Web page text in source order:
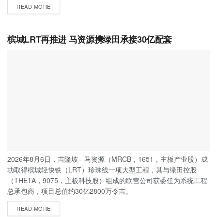
READ MORE
槟城LRT再推进 马资源携绿田承接30亿配套
2026年8月6日，吉隆坡 - 马资源（MRCB，1651，主板产业股）成
功取得槟城轻快铁（LRT）珍珠线一项大型工程，其与绿田控股
（THETA，9075，主板科技股）组成的联营公司获委任为系统工程
总承包商，项目总值约30亿2800万令吉。
READ MORE